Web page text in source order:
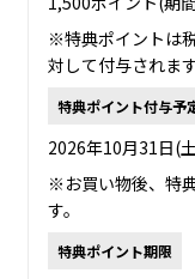
※特典ポイントは
対して付与されます
特典ポイント付与予
2026年10月31日(
※お買い物後、特
す。
特典ポイント期限